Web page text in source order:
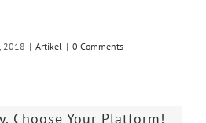
2018 | Artikel | 0 Comments
Choose Your Platform!